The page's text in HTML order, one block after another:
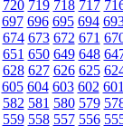
720 719 718 717
697 696 695 694
674 673 672 671
651 650 649 648
628 627 626 625
605 604 603 602 601
582 581 580 579
559 558 557 556